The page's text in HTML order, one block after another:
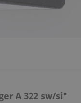
A 322 sw/si"